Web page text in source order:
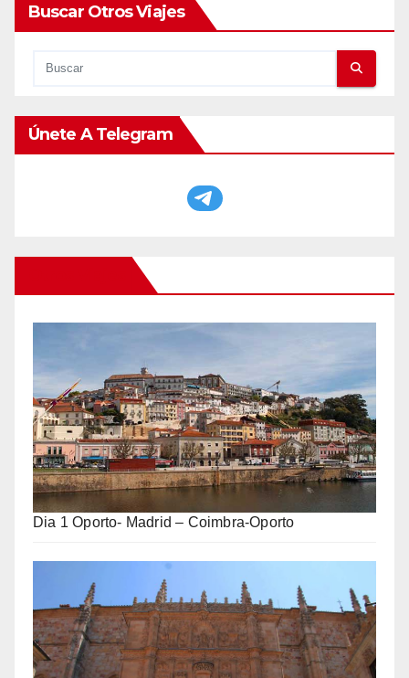
Buscar Otros Viajes
Únete A Telegram
Dia 1 Oporto- Madrid – Coimbra-Oporto